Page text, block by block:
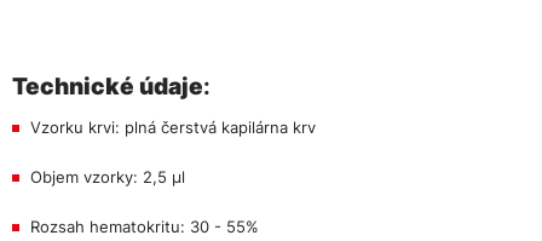
Technické údaje:
Vzorku krvi: plná čerstvá kapilárna krv
Objem vzorky: 2,5 μl
Rozsah hematokritu: 30 - 55%